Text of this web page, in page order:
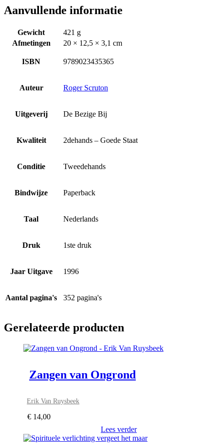
Aanvullende informatie
Gewicht
421 g
Afmetingen
20 × 12,5 × 3,1 cm
ISBN 9789023435365
Auteur Roger Scruton
Uitgeverij De Bezige Bij
Kwaliteit 2dehands – Goede Staat
Conditie Tweedehands
Bindwijze Paperback
Taal Nederlands
Druk 1ste druk
Jaar Uitgave 1996
Aantal pagina's 352 pagina's
Gerelateerde producten
Zangen van Ongrond
Erik Van Ruysbeek
€ 14,00
Lees verder